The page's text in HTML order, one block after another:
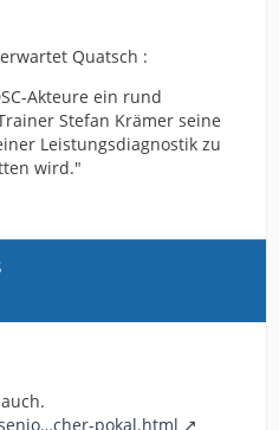
Quatsch :
Akteure ein rund
Stefan Krämer seine
Leistungsdiagnostik zu
wird."
pokal.html